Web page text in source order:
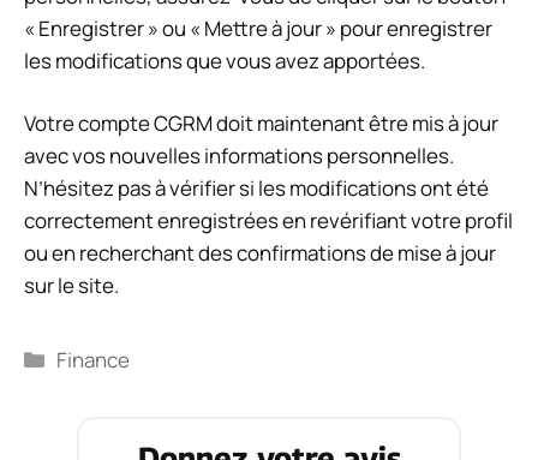
« Enregistrer » ou « Mettre à jour » pour enregistrer
les modifications que vous avez apportées.
Votre compte CGRM doit maintenant être mis à jour
avec vos nouvelles informations personnelles.
N’hésitez pas à vérifier si les modifications ont été
correctement enregistrées en revérifiant votre profil
ou en recherchant des confirmations de mise à jour
sur le site.
Catégories
Finance